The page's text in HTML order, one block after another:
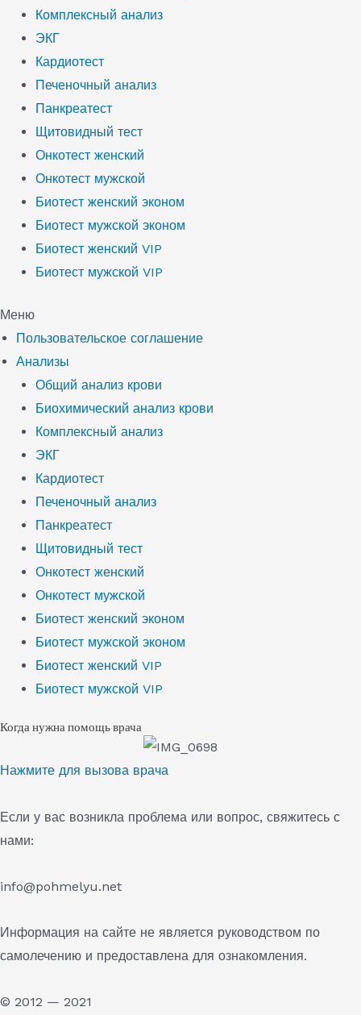
Комплексный анализ
ЭКГ
Кардиотест
Печеночный анализ
Панкреатест
Щитовидный тест
Онкотест женский
Онкотест мужской
Биотест женский эконом
Биотест мужской эконом
Биотест женский VIP
Биотест мужской VIP
Меню
Пользовательское соглашение
Анализы
Общий анализ крови
Биохимический анализ крови
Комплексный анализ
ЭКГ
Кардиотест
Печеночный анализ
Панкреатест
Щитовидный тест
Онкотест женский
Онкотест мужской
Биотест женский эконом
Биотест мужской эконом
Биотест женский VIP
Биотест мужской VIP
Когда нужна помощь врача
Нажмите для вызова врача
Если у вас возникла проблема или вопрос, свяжитесь с
нами:
info@pohmelyu.net
Информация на сайте не является руководством по
самолечению и предоставлена для ознакомления.
© 2012 — 2021